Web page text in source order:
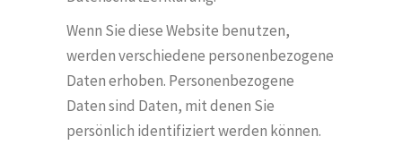
Wenn Sie diese Website benutzen,
werden verschiedene personenbezogene
Daten erhoben. Personenbezogene
Daten sind Daten, mit denen Sie
persönlich identifiziert werden können.